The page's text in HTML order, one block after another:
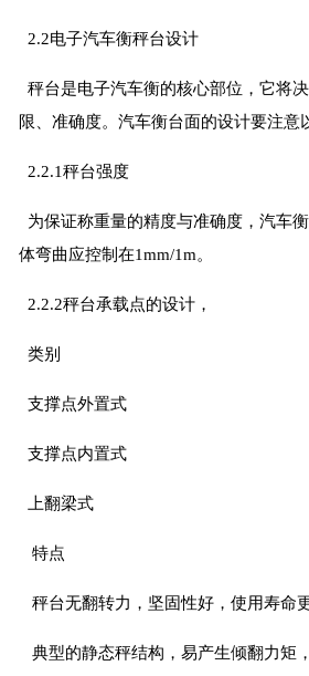
2.2电子汽车衡秤台设计
秤台是电子汽车衡的核心部位，它将
限、准确度。汽车衡台面的设计要注意
2.2.1秤台强度
为保证称重量的精度与准确度，汽车
体弯曲应控制在1mm/1m。
2.2.2秤台承载点的设计，
类别
支撑点外置式
支撑点内置式
上翻梁式
特点
秤台无翻转力，坚固性好，使用寿命
典型的静态秤结构，易产生倾翻力矩